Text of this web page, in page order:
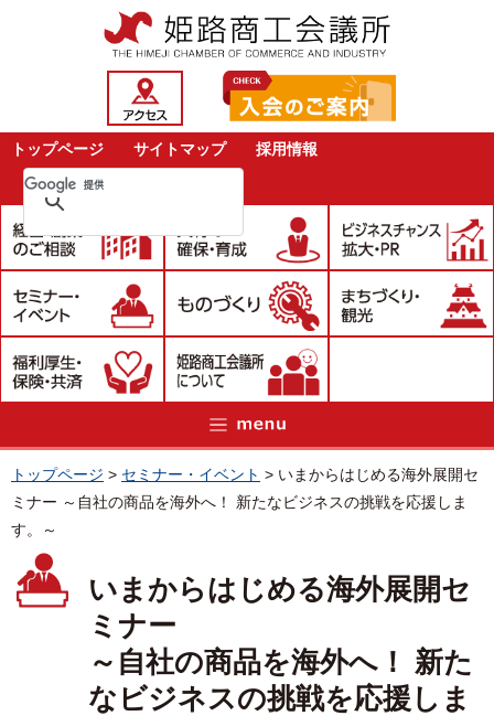
トップページ サイトマップ 採用情報
トップページ > セミナー・イベント > いまからはじめる海外展開セ
ミナー ～自社の商品を海外へ！ 新たなビジネスの挑戦を応援しま
す。～
いまからはじめる海外展開セ
ミナー
～自社の商品を海外へ！ 新た
なビジネスの挑戦を応援しま